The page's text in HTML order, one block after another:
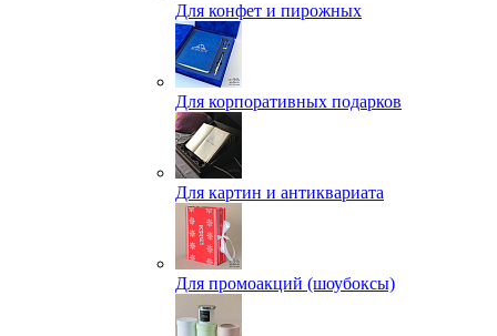
Для конфет и пирожных
Для корпоративных подарков
Для картин и антиквариата
Для промоакций (шоубоксы)